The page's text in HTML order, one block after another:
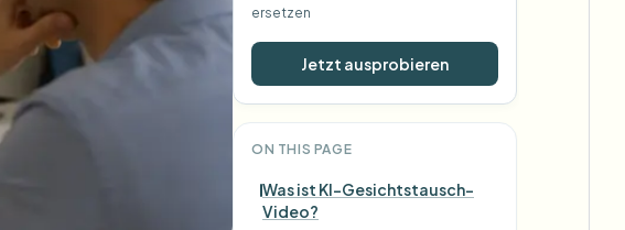
ersetzen
Jetzt ausprobieren
ON THIS PAGE
Was ist KI-Gesichtstausch-
Video?